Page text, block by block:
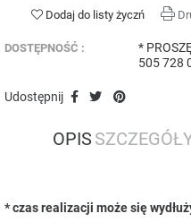
Dodaj do listy życzń
DOSTĘPNOŚĆ :
*
505 728
Udostępnij
OPIS
* czas realizacji może się